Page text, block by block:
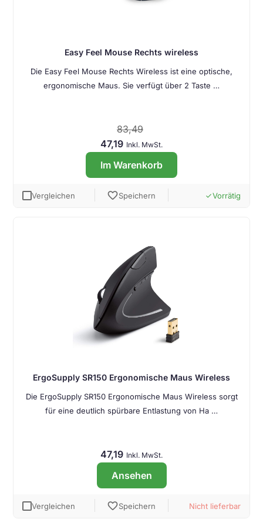
Easy Feel Mouse Rechts wireless
Die Easy Feel Mouse Rechts Wireless ist eine optische,
ergonomische Maus. Sie verfügt über 2 Taste …
83,49
47,19 Inkl. MwSt.
Im Warenkorb
Vergleichen favoriteSpeichern doneVorrätig
ErgoSupply SR150 Ergonomische Maus Wireless
Die ErgoSupply SR150 Ergonomische Maus Wireless sorgt
für eine deutlich spürbare Entlastung von Ha …
47,19 Inkl. MwSt.
Ansehen
Vergleichen favoriteSpeichern Nicht lieferbar